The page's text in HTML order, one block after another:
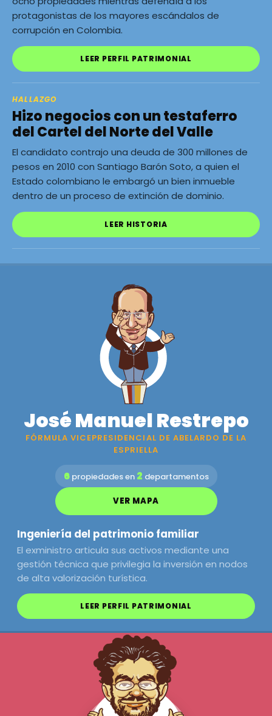
protagonistas de los mayores escándalos de
corrupción en Colombia.
LEER PERFIL PATRIMONIAL
HALLAZGO
Hizo negocios con un testaferro
del Cartel del Norte del Valle
El candidato contrajo una deuda de 300 millones de
pesos en 2010 con Santiago Barón Soto, a quien el
Estado colombiano le embargó un bien inmueble
dentro de un proceso de extinción de dominio.
LEER HISTORIA
José Manuel Restrepo
FÓRMULA VICEPRESIDENCIAL DE ABELARDO DE LA
ESPRIELLA
6propiedades en 2 departamentos
VER MAPA
Ingeniería del patrimonio familiar
El exministro articula sus activos mediante una
gestión técnica que privilegia la inversión en nodos
de alta valorización turística.
LEER PERFIL PATRIMONIAL